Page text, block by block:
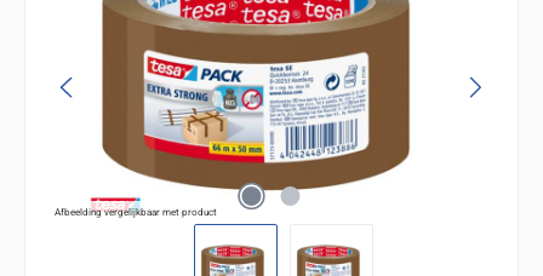
Afbeelding vergelijkbaar met product